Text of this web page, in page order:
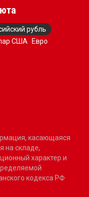
рубль
США
Евро
касающаяся
на складе,
характер и
кодекса РФ